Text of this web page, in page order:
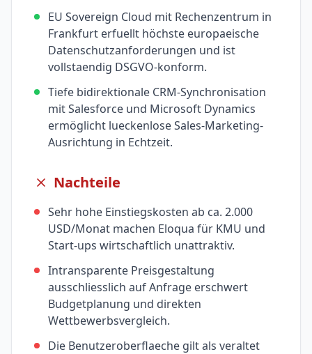
EU Sovereign Cloud mit Rechenzentrum in
Frankfurt erfuellt höchste europaeische
Datenschutzanforderungen und ist
vollstaendig DSGVO-konform.
Tiefe bidirektionale CRM-Synchronisation
mit Salesforce und Microsoft Dynamics
ermöglicht lueckenlose Sales-Marketing-
Ausrichtung in Echtzeit.
Nachteile
Sehr hohe Einstiegskosten ab ca. 2.000
USD/Monat machen Eloqua für KMU und
Start-ups wirtschaftlich unattraktiv.
Intransparente Preisgestaltung
ausschliesslich auf Anfrage erschwert
Budgetplanung und direkten
Wettbewerbsvergleich.
Die Benutzeroberflaeche gilt als veraltet